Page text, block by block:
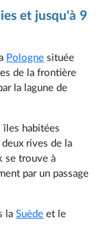
et jusqu'à 9
Pologne située
de la frontière
la lagune de
îles habitées
rives de la
se trouve à
par un passage
laSuède et le